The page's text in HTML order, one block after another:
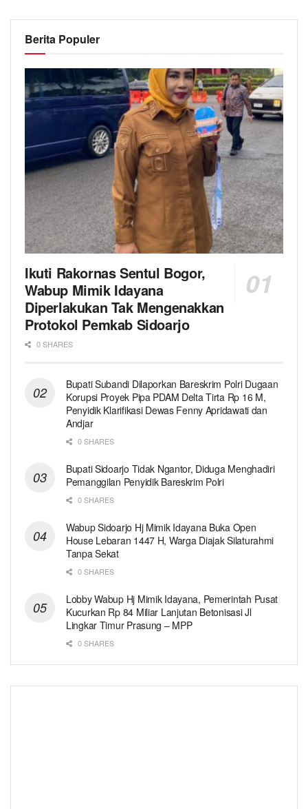
Berita Populer
Ikuti Rakornas Sentul Bogor,
Wabup Mimik Idayana
Diperlakukan Tak Mengenakkan
Protokol Pemkab Sidoarjo
0 SHARES
Bupati Subandi Dilaporkan Bareskrim Polri Dugaan
Korupsi Proyek Pipa PDAM Delta Tirta Rp 16 M,
Penyidik Klarifikasi Dewas Fenny Apridawati dan
Andjar
0 SHARES
Bupati Sidoarjo Tidak Ngantor, Diduga Menghadiri
Pemanggilan Penyidik Bareskrim Polri
0 SHARES
Wabup Sidoarjo Hj Mimik Idayana Buka Open
House Lebaran 1447 H, Warga Diajak Silaturahmi
Tanpa Sekat
0 SHARES
Lobby Wabup Hj Mimik Idayana, Pemerintah Pusat
Kucurkan Rp 84 Miliar Lanjutan Betonisasi Jl
Lingkar Timur Prasung – MPP
0 SHARES